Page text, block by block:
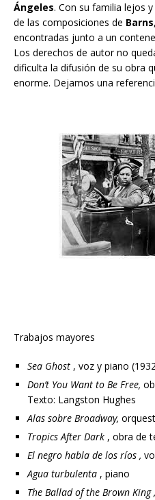
Ángeles. Con su familia lejos
de las composiciones de Barns
encontradas junto a un
Los derechos de autor no
dificulta la difusión de su obra
enorme. Dejamos una
Trabajos mayores
Sea Ghost , voz y piano
Don’t You Want to Be Free,
Texto: Langston Hughes
Alas sobre Broadway,
Tropics After Dark , obra de
El negro habla de los ríos ,
Agua turbulenta , piano
The Ballad of the Brown King ,